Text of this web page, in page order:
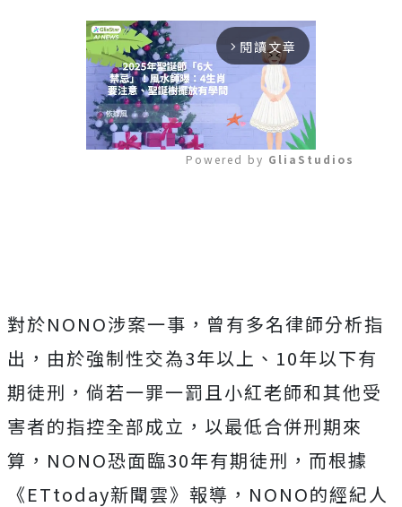
arrow_forward_ios 閱讀文章
Powered by GliaStudios
對於NONO涉案一事，曾有多名律師分析指
出，由於強制性交為3年以上、10年以下有
期徒刑，倘若一罪一罰且小紅老師和其他受
害者的指控全部成立，以最低合併刑期來
算，NONO恐面臨30年有期徒刑，而根據
《ETtoday新聞雲》報導，NONO的經紀人